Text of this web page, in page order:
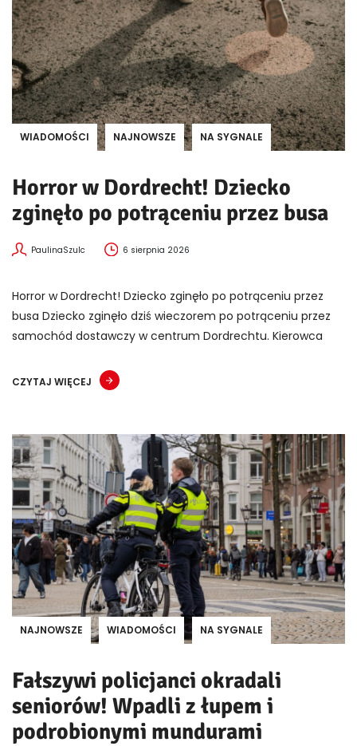
WIADOMOŚCI NAJNOWSZE NA SYGNALE
Horror w Dordrecht! Dziecko
zginęło po potrąceniu przez busa
PaulinaSzulc 6 sierpnia 2026
Horror w Dordrecht! Dziecko zginęło po potrąceniu przez
busa Dziecko zginęło dziś wieczorem po potrąceniu przez
samochód dostawczy w centrum Dordrechtu. Kierowca
CZYTAJ WIĘCEJ
NAJNOWSZE WIADOMOŚCI NA SYGNALE
Fałszywi policjanci okradali
seniorów! Wpadli z łupem i
podrobionymi mundurami